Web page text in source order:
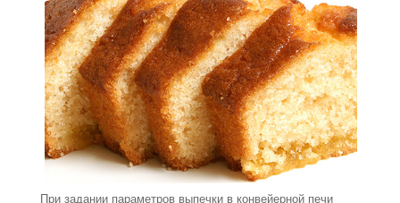
При задании параметров выпечки в конвейерной печи